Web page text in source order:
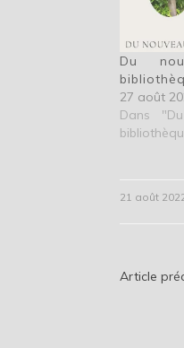
Du
27 août
Dans
21 août
Article